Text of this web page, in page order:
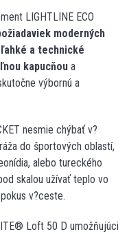
LIGHTLINE ECO
moderných
ľahké a technické
kapucňou a
výbornú a
nesmie chýbať v?
do športových oblastí,
alebo tureckého
skalou užívať teplo vo
v?ceste.
Loft 50 D umožňujúci